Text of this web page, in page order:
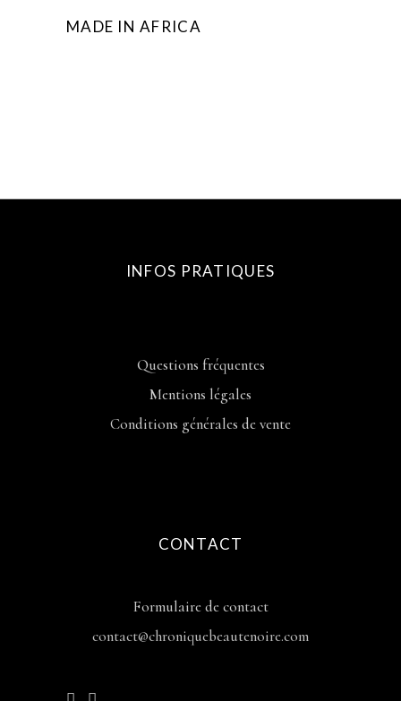
MADE IN AFRICA
INFOS PRATIQUES
Questions fréquentes
Mentions légales
Conditions générales de vente
CONTACT
Formulaire de contact
contact@chroniquebeautenoire.com